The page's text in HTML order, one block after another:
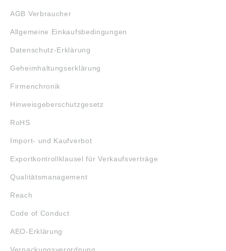
AGB Verbraucher
Allgemeine Einkaufsbedingungen
Datenschutz-Erklärung
Geheimhaltungserklärung
Firmenchronik
Hinweisgeberschutzgesetz
RoHS
Import- und Kaufverbot
Exportkontrollklausel für Verkaufsverträge
Qualitätsmanagement
Reach
Code of Conduct
AEO-Erklärung